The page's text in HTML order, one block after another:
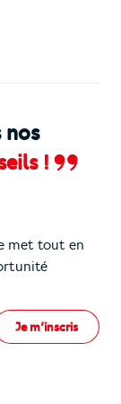
nos
!
met tout en
Je m’inscris